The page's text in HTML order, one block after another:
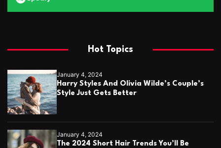
Hot Topics
January 4, 2024
Harry Styles And Olivia Wilde’s Couple’s
Style Just Gets Better
January 4, 2024
The 2024 Short Hair Trends You’ll Be